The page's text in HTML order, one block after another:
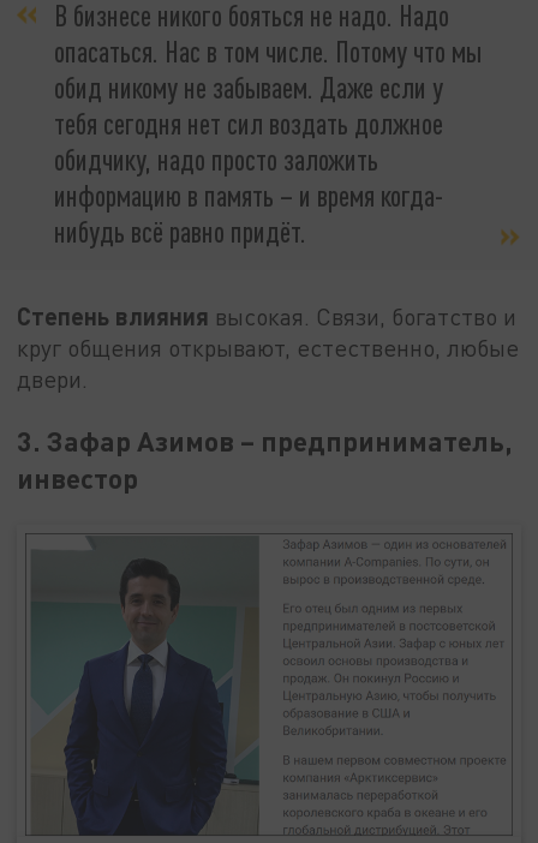
В бизнесе никого бояться не надо. Надо
опасаться. Нас в том числе. Потому что мы
обид никому не забываем. Даже если у
тебя сегодня нет сил воздать должное
обидчику, надо просто заложить
информацию в память – и время когда-
нибудь всё равно придёт.
Степень влияния высокая. Связи, богатство и
круг общения открывают, естественно, любые
двери.
3. Зафар Азимов – предприниматель,
инвестор